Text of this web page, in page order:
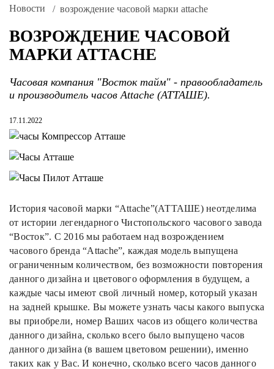
Новости возрождение часовой марки attache
ВОЗРОЖДЕНИЕ ЧАСОВОЙ
МАРКИ ATTACHE
Часовая компания "Восток тайм" - правообладатель
и производитель часов Attache (АТТАШЕ).
17.11.2022
История часовой марки “Attache”(АТТАШЕ) неотделима
от истории легендарного Чистопольского часового завода
“Восток”. С 2016 мы работаем над возрождением
часового бренда “Attache”, каждая модель выпущена
ограниченным количеством, без возможности повторения
данного дизайна и цветового оформления в будущем, а
каждые часы имеют свой личный номер, который указан
на задней крышке. Вы можете узнать часы какого выпуска
вы приобрели, номер Ваших часов из общего количества
данного дизайна, сколько всего было выпущено часов
данного дизайна (в вашем цветовом решении), именно
таких как у Вас. И конечно, сколько всего часов данного